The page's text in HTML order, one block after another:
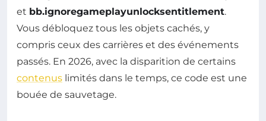
et bb.ignoregameplayunlocksentitlement.
Vous débloquez tous les objets cachés, y
compris ceux des carrières et des événements
passés. En 2026, avec la disparition de certains
contenus limités dans le temps, ce code est une
bouée de sauvetage.